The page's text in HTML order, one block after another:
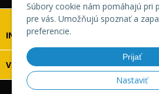
Súbory cookie nám pomáhajú pri
pre vás. Umožňujú spoznať a
preferencie.
Prijať
Nastaviť
INFOLINKA
VŠETKO O NÁKUPE